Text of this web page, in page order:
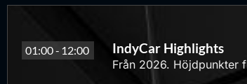
01:00 - 12:00 IndyCar Highlights
Från 2026. Höjdpunkter